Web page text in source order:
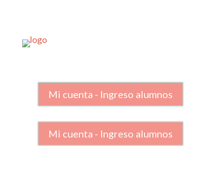
Mi cuenta - Ingreso alumnos
Mi cuenta - Ingreso alumnos